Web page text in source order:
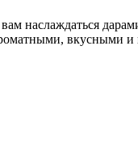
наслаждаться
вкусными